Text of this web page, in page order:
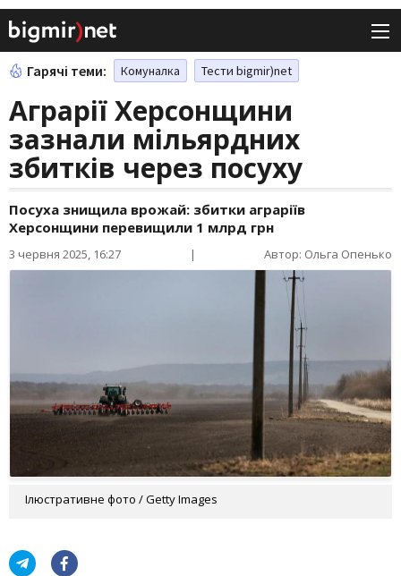
Гарячі теми: Комуналка Тести bigmir)net
Аграрії Херсонщини
зазнали мільярдних
збитків через посуху
Посуха знищила врожай: збитки аграріїв
Херсонщини перевищили 1 млрд грн
3 червня 2025, 16:27 | Автор: Ольга Опенько
Ілюстративне фото / Getty Images